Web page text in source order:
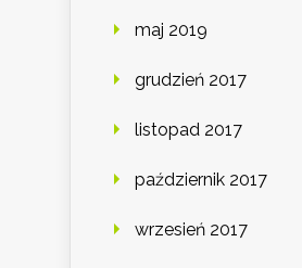
maj 2019
grudzień 2017
listopad 2017
październik 2017
wrzesień 2017